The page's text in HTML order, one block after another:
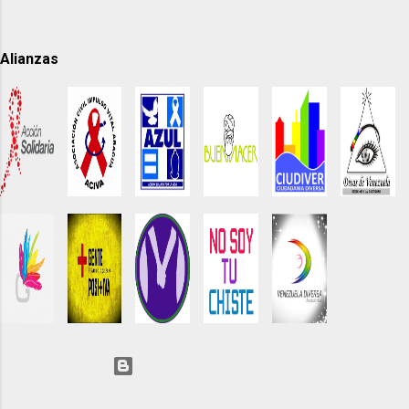
constitucional, no una opción ideológica La Educación
ni de intereses particulares. Se encuentra directamente
vinculada al orden constitucional venezolano. La
Constitución establece que la educación es un derecho
humano fundamental, orientado al pleno desarrollo de...
Alianzas